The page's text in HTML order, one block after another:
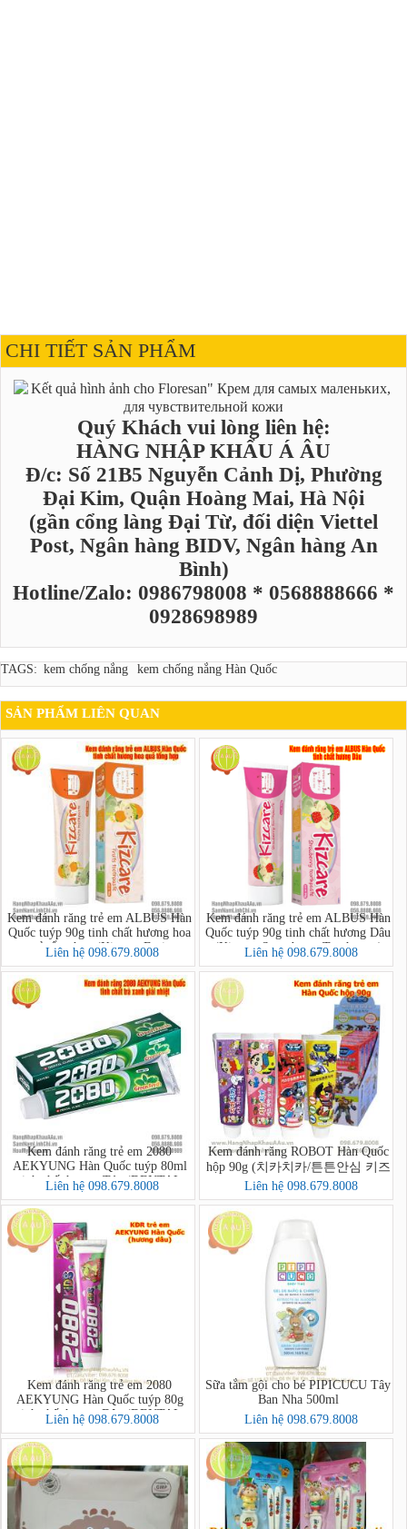
CHI TIẾT SẢN PHẨM
Quý Khách vui lòng liên hệ:
HÀNG NHẬP KHẨU Á ÂU
Đ/c: Số 21B5 Nguyễn Cảnh Dị, Phường
Đại Kim, Quận Hoàng Mai, Hà Nội
(gần cổng làng Đại Từ, đối diện Viettel
Post, Ngân hàng BIDV, Ngân hàng An
Bình)
Hotline/Zalo: 0986798008 * 0568888666 *
0928698989
TAGS: kem chống nắng kem chống nắng Hàn Quốc
SẢN PHẨM LIÊN QUAN
Kem đánh răng trẻ em ALBUS Hàn
Quốc tuýp 90g tinh chất hương hoa
quả tổng hợp (Kizcare Fruits
Toothpaste)
Liên hệ 098.679.8008
Kem đánh răng trẻ em ALBUS Hàn
Quốc tuýp 90g tinh chất hương Dâu
(Kizcare Strawberry Toothpaste)
Liên hệ 098.679.8008
Kem đánh răng trẻ em 2080
AEKYUNG Hàn Quốc tuýp 80ml
tinh chất hương Táo (DENTAL
CLINIC 2080 Kids Toothpaste
(Apple))
Liên hệ 098.679.8008
Kem đánh răng ROBOT Hàn Quốc
hộp 90g (치카치카/튼튼안심 키즈
치약)
Liên hệ 098.679.8008
Kem đánh răng trẻ em 2080
AEKYUNG Hàn Quốc tuýp 80g
tinh chất hương Dâu (DENTAL
CLINIC 2080 Kids Toothpaste
(Strawberry))
Liên hệ 098.679.8008
Sữa tắm gội cho bé PIPICUCU Tây
Ban Nha 500ml
Liên hệ 098.679.8008